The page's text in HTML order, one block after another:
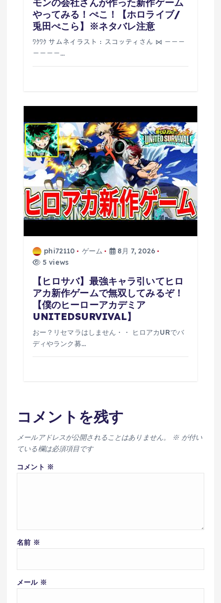
モンの会社さんが作った新作ゲーム
やってみる！ぺこ！【ホロライブ/
兎田ぺこら】※ネタバレ注意
ﾜｸﾜｸ サムネイラスト：スコッティさん ⋈ －－－
－－－－…
phi72110 ゲーム
8月 7, 2026
5 views
【ヒロサバ】最強キャラ引いてヒロ
アカ新作ゲームで無双してみるぞ！
【僕のヒーローアカデミア
UNITEDSURVIVAL】
おー？リセマラはしません・・ ヒロアカURでバ
ディやランク募…
コメントを残す
メールアドレスが公開されることはありません。 ※が付い
ている欄は必須項目です
コメント ※
名前 ※
メール ※